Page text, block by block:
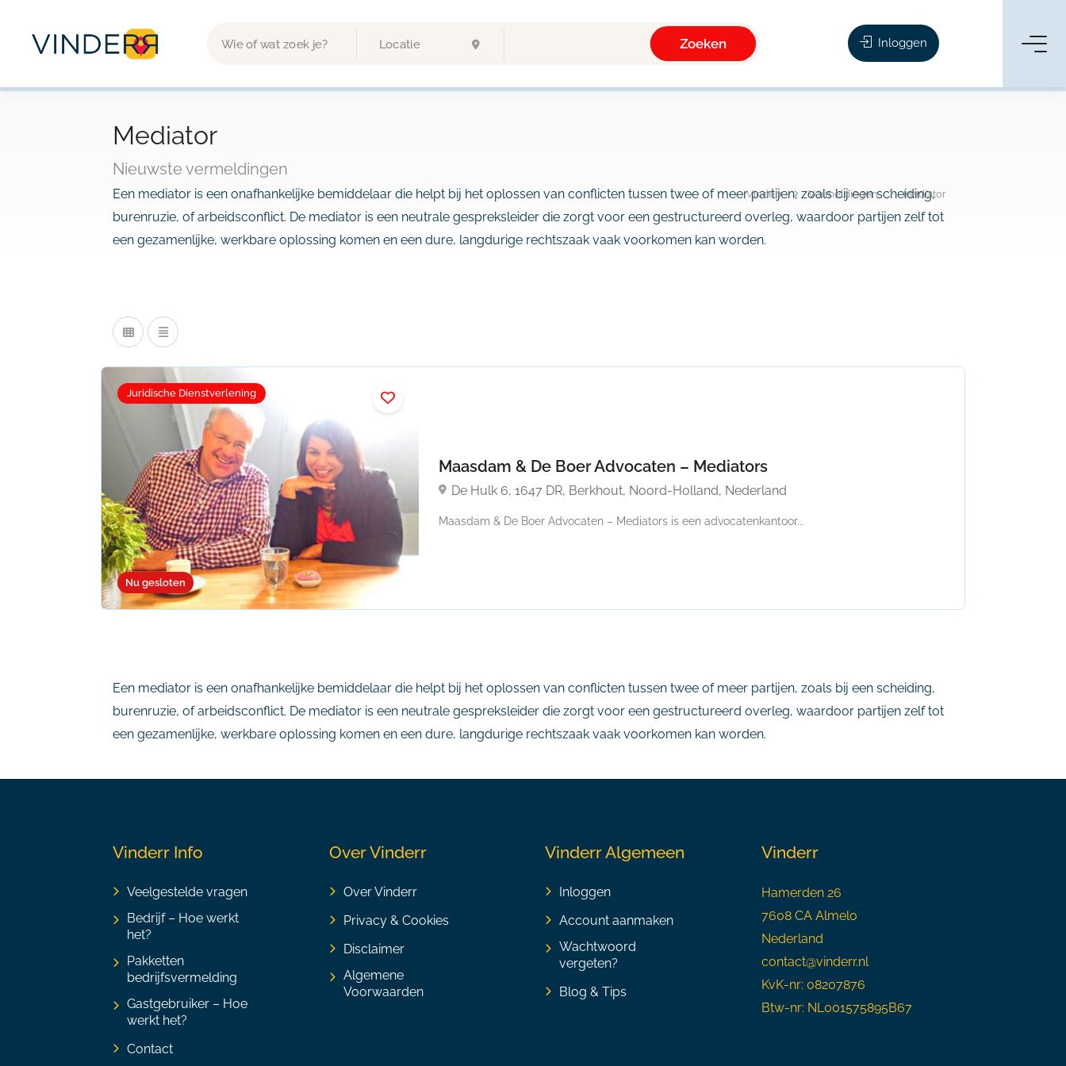
Zoeken Inloggen
Mediator
Nieuwste vermeldingen
Een mediator is een onafhankelijke bemiddelaar die helpt bij het oplossen van conflicten tussen twee of meer partijen, zoals bij een scheiding,
burenruzie, of arbeidsconflict. De mediator is een neutrale gespreksleider die zorgt voor een gestructureerd overleg, waardoor partijen zelf tot
een gezamenlijke, werkbare oplossing komen en een dure, langdurige rechtszaak vaak voorkomen kan worden.
Vinderr Vermeldingen Mediator
Nu gesloten
Juridische Dienstverlening
Maasdam & De Boer Advocaten – Mediators
De Hulk 6, 1647 DR, Berkhout, Noord-Holland, Nederland
Maasdam & De Boer Advocaten – Mediators is een advocatenkantoor...
Een mediator is een onafhankelijke bemiddelaar die helpt bij het oplossen van conflicten tussen twee of meer partijen, zoals bij een scheiding,
burenruzie, of arbeidsconflict. De mediator is een neutrale gespreksleider die zorgt voor een gestructureerd overleg, waardoor partijen zelf tot
een gezamenlijke, werkbare oplossing komen en een dure, langdurige rechtszaak vaak voorkomen kan worden.
Vinderr Info
Veelgestelde vragen
Bedrijf – Hoe werkt
het?
Pakketten
bedrijfsvermelding
Gastgebruiker – Hoe
werkt het?
Contact
Over Vinderr
Over Vinderr
Privacy & Cookies
Disclaimer
Algemene
Voorwaarden
Vinderr Algemeen
Inloggen
Account aanmaken
Wachtwoord
vergeten?
Blog & Tips
Vinderr
Hamerden 26
7608 CA Almelo
Nederland
contact@vinderr.nl
KvK-nr: 08207876
Btw-nr: NL001575895B67